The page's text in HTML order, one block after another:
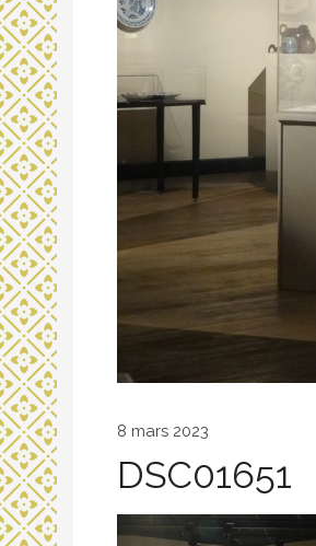
8 mars 2023
DSC01651